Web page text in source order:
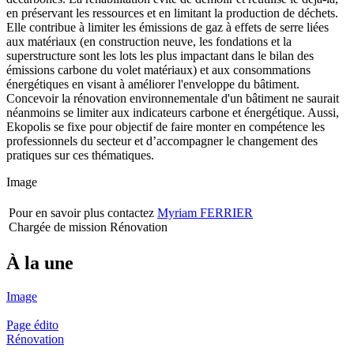
en préservant les ressources et en limitant la production de déchets.
Elle contribue à limiter les émissions de gaz à effets de serre liées
aux matériaux (en construction neuve, les fondations et la
superstructure sont les lots les plus impactant dans le bilan des
émissions carbone du volet matériaux) et aux consommations
énergétiques en visant à améliorer l'enveloppe du bâtiment.
Concevoir la rénovation environnementale d'un bâtiment ne saurait
néanmoins se limiter aux indicateurs carbone et énergétique. Aussi,
Ekopolis se fixe pour objectif de faire monter en compétence les
professionnels du secteur et d’accompagner le changement des
pratiques sur ces thématiques.
Image
Pour en savoir plus contactez Myriam FERRIER
Chargée de mission Rénovation
À la une
Image
Page édito
Rénovation